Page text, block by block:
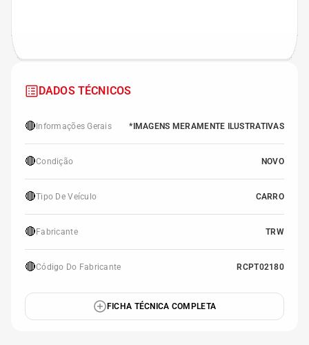
DADOS TÉCNICOS
🔴 Informações Gerais *IMAGENS MERAMENTE ILUSTRATIVAS
🔴Condição NOVO
🔴Tipo De Veículo CARRO
🔴 Fabricante TRW
🔴Código Do Fabricante RCPT02180
FICHA TÉCNICA COMPLETA